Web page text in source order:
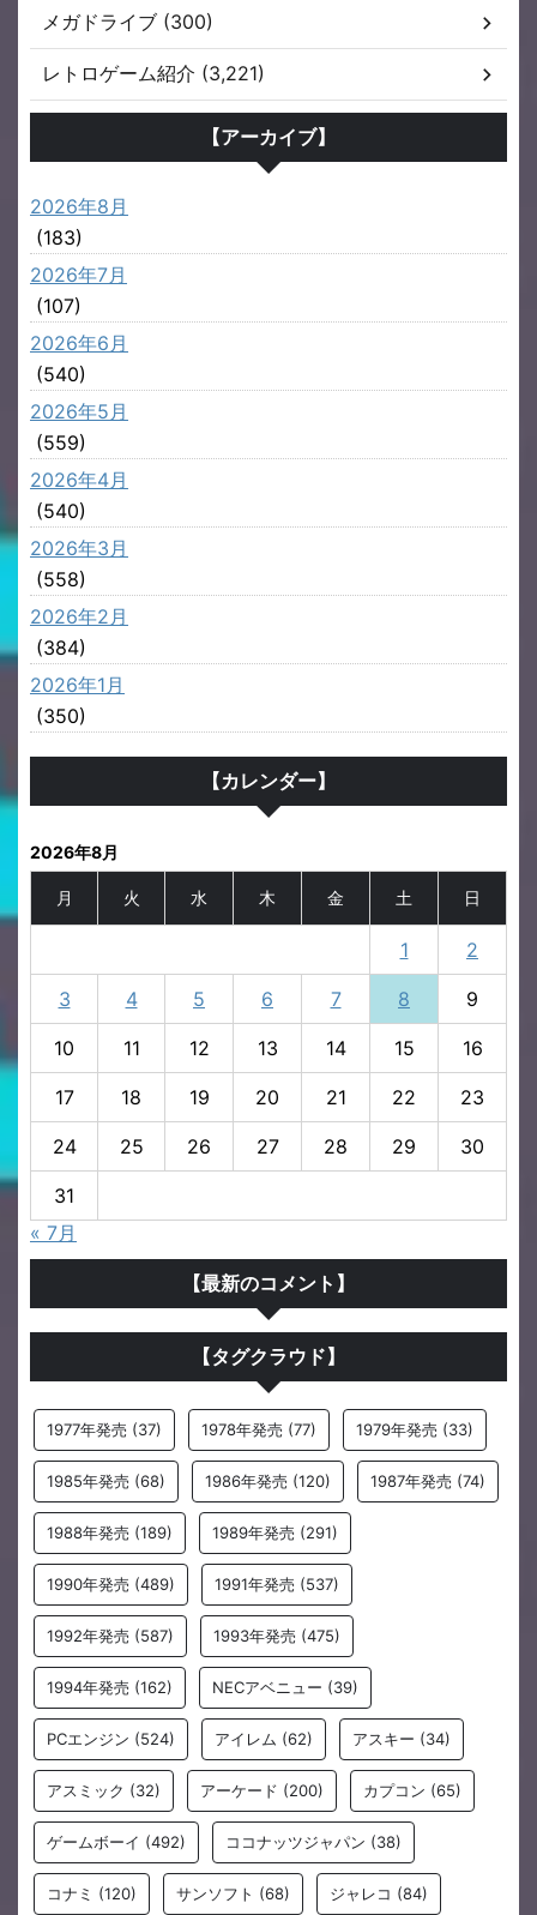
メガドライブ (300)
レトロゲーム紹介 (3,221)
【アーカイブ】
2026年8月
(183)
2026年7月
(107)
2026年6月
(540)
2026年5月
(559)
2026年4月
(540)
2026年3月
(558)
2026年2月
(384)
2026年1月
(350)
【カレンダー】
2026年8月
月 火 水 木 金 土 日
1 2
3 4 5 6 7 8 9
10 11 12 13 14 15 16
17 18 19 20 21 22 23
24 25 26 27 28 29 30
31
« 7月
【最新のコメント】
【タグクラウド】
1977年発売 (37) 1978年発売 (77) 1979年発売 (33)
1985年発売 (68) 1986年発売 (120) 1987年発売 (74)
1988年発売 (189) 1989年発売 (291)
1990年発売 (489) 1991年発売 (537)
1992年発売 (587) 1993年発売 (475)
1994年発売 (162) NECアベニュー (39)
PCエンジン (524) アイレム (62) アスキー (34)
アスミック (32) アーケード (200) カプコン (65)
ゲームボーイ (492) ココナッツジャパン (38)
コナミ (120) サンソフト (68) ジャレコ (84)